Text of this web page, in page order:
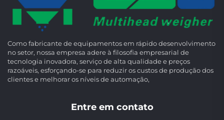
Como fabricante de equipamentos em rápido desenvolvimento
no setor, nossa empresa adere à filosofia empresarial de
tecnologia inovadora, serviço de alta qualidade e preços
razoáveis, esforçando-se para reduzir os custos de produção dos
clientes e melhorar os níveis de automação,
Entre em contato